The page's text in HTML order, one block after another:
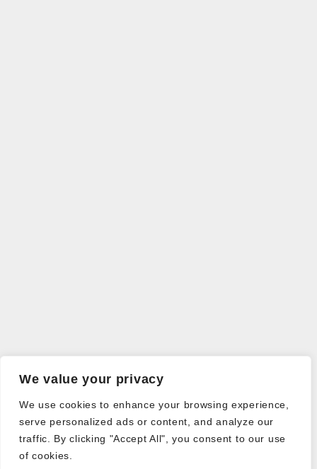
We value your privacy
We use cookies to enhance your browsing experience,
serve personalized ads or content, and analyze our
traffic. By clicking "Accept All", you consent to our use
of cookies.